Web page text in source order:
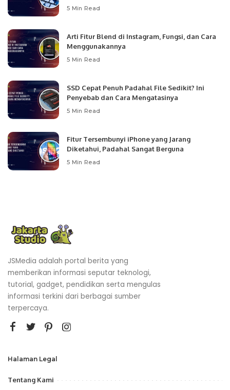
5 Min Read
Arti Fitur Blend di Instagram, Fungsi, dan Cara
Menggunakannya
5 Min Read
SSD Cepat Penuh Padahal File Sedikit? Ini
Penyebab dan Cara Mengatasinya
5 Min Read
Fitur Tersembunyi iPhone yang Jarang
Diketahui, Padahal Sangat Berguna
5 Min Read
JSMedia adalah portal berita yang
memberikan informasi seputar teknologi,
tutorial, gadget, pendidikan serta mengulas
informasi terkini dari berbagai sumber
terpercaya.
Halaman Legal
Tentang Kami